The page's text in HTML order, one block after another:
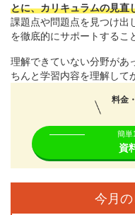
とに、カリキュラムの見直
課題点や問題点を見つけ出
を徹底的にサポートするこ
理解できていない分野があ
ちんと学習内容を理解して
料金
簡単
資
今月